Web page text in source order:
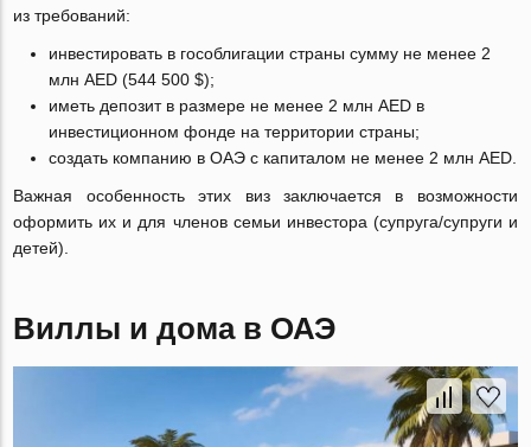
из требований:
инвестировать в гособлигации страны сумму не менее 2
млн AED (544 500 $);
иметь депозит в размере не менее 2 млн AED в
инвестиционном фонде на территории страны;
создать компанию в ОАЭ с капиталом не менее 2 млн AED.
Важная особенность этих виз заключается в возможности
оформить их и для членов семьи инвестора (супруга/супруги и
детей).
Виллы и дома в ОАЭ